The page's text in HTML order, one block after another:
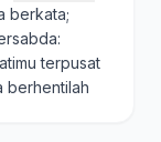
berkata;
terpusat
berhentilah